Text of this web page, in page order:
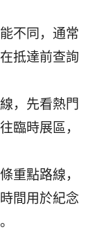
不同，通常
抵達前查詢
，先看熱門
臨時展區，
重點路線，
間用於紀念